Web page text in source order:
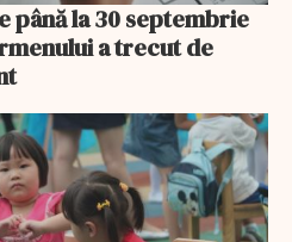
până la 30 septembrie
a trecut de